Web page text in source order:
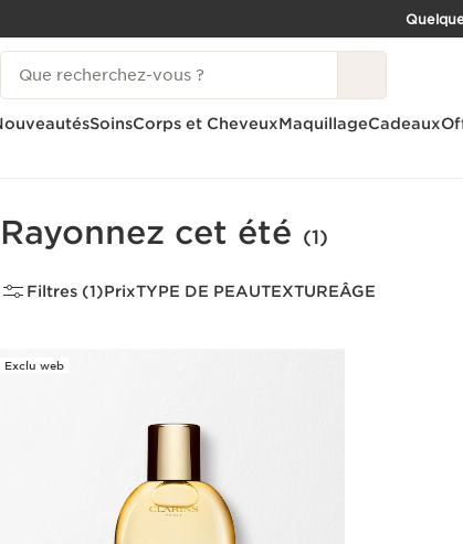
ALLER AU CONTENU
CONSULTER LE PIED DE PAGE
Historique des recherches
SoinsCorps et CheveuxMaquillageCadeaux
Rayonnez cet été (1)
Filtres (1)PrixTYPE DE PEAUTEXTUREÂGE
Exclu web